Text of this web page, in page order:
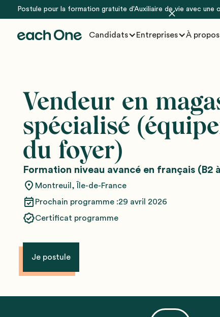
Postule pour la formation gratuite d'Auxiliaire de vie avec
Candidats Entreprises À propos
Vendeur en
spécialisé
du foyer)
Formation niveau avancé en français (B2
Montreuil, Île-de-France
Prochain programme :29 avril 2026
Certificat programme
Je postule